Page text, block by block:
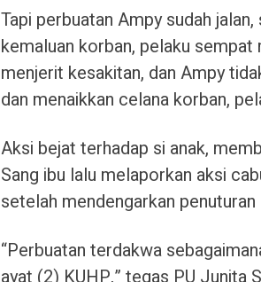
Tapi perbuatan Ampy sudah
kemaluan korban, pelaku
menjerit kesakitan, dan Ampy
dan menaikkan celana korban,
Aksi bejat terhadap si anak,
Sang ibu lalu melaporkan aksi
setelah mendengarkan penuturan
“Perbuatan terdakwa